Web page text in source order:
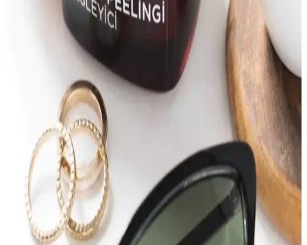
Büyük hacimli cilt bakım ürünleri, farklı cilt tiplerine uygun
formülleri ve ekonomik avantajlarıyla yüz ve vücut bakımında tercih
ediliyor. TonyMoly, Derma B gibi markaların ürünleri detaylı
Güvenilir Bacak Peeling Çözümleri ve Doğru Cilt
Bakımı Yöntemleri
Doğal ve güvenilir bacak peeling ürünleri ile cilt yenileme ve
pürüzsüz cilt sağlama yöntemleri hakkında detaylar. Güvenilir ürün
seçiminde dikkat edilmesi gerekenler ve kullanım ipuçları.
Vücut Peelingleri Karşılaştırması: Dove ve Urban
Care Markalarının Özellikleri ve Kullanım Farkları
Dove ve Urban Care vücut peelingleri, farklı cilt ihtiyaçlarına
yönelik özellikler taşır. Dove nemlendirici ve nazik yapısıyla öne
çıkarken, Urban Care kahve içerikleriyle enerji ve yenileme sağlar.